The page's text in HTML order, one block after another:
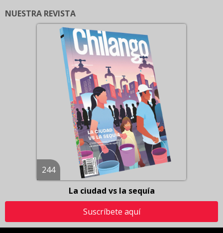
NUESTRA REVISTA
244
La ciudad vs la sequía
Suscríbete aquí